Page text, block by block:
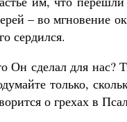
– во мгновение
сердился.
Он сделал для нас?
только,
о грехах в